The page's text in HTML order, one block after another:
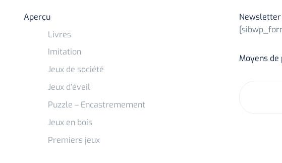
Aperçu
Livres
Imitation
Jeux de société
Jeux d’éveil
Puzzle – Encastremement
Jeux en bois
Premiers jeux
Moyens